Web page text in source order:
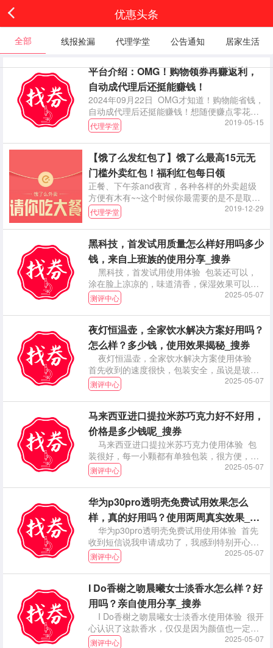
优惠头条
全部 线报捡漏 代理学堂 公告通知 居家生活
平台介绍：OMG！购物领券再赚返利，
自动成代理后还挺能赚钱！
2024年09月22日 OMG才知道！购物能省钱，
自动成代理后还挺能赚钱！想随便赚点零花钱
没想到终于找到了靠谱的平台！！！平台教程
之角色篇
代理学堂 2019-05-15
【饿了么发红包了】饿了么最高15元无
门槛外卖红包！福利红包每日领
正餐、下午茶and夜宵，各种各样的外卖超级
方便有木有~~这个时候你最需要的是不是取之
不尽用之不竭的外卖红包？ 所以敲重点！！本
小编今天就直接、简单、干
代理学堂 2019-12-29
黑科技，首发试用质量怎么样好用吗多少
钱，来自上班族的使用分享_搜券
黑科技，首发试用使用体验 包装还可以，
涂在脸上凉凉的，味道清香，保湿效果可以。
坚持使用。
测评中心 2025-05-07
夜灯恒温壶，全家饮水解决方案好用吗？
怎么样？多少钱，使用效果揭秘_搜券
夜灯恒温壶，全家饮水解决方案使用体验
首先收到的速度很快，包装安全，虽说是玻璃
杯但一点也无
测评中心 2025-05-07
马来西亚进口提拉米苏巧克力好不好用，
价格是多少钱呢_搜券
马来西亚进口提拉米苏巧克力使用体验 包
装很好，每一小颗都有单独包装，很方便，可
以放在包包里
测评中心 2025-05-07
华为p30pro透明壳免费试用效果怎么
样，真的好用吗？使用两周真实效果_搜
华为p30pro透明壳免费试用使用体验 首先
收到短信说我申请成功了，我感到特别开心，
因为我
测评中心 2025-05-07
I Do香榭之吻晨曦女士淡香水怎么样？好
用吗？亲自使用分享_搜券
I Do香榭之吻晨曦女士淡香水使用体验 很开
心认识了这款香水，仅仅是因为颜值也一定会
购入的
测评中心 2025-05-07